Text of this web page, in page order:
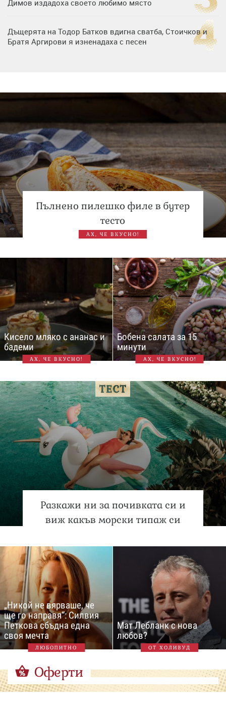
Димов издадоха своето любимо място
Дъщерята на Тодор Батков вдигна сватба, Стоичков и
Братя Аргирови я изненадаха с песен
Пълнено пилешко филе в бутер
тесто
АХ, ЧЕ ВКУСНО!
Кисело мляко с ананас и
бадеми
АХ, ЧЕ ВКУСНО!
Бобена салата за 15
минути
АХ, ЧЕ ВКУСНО!
Разкажи ни за почивката си и
виж какъв морски типаж си
„Никой не вярваше, че
ще го направя“: Силвия
Петкова сбъдна една
своя мечта
ЛЮБОПИТНО
Мат Лебланк с нова
любов?
ОТ ХОЛИВУД
Оферти